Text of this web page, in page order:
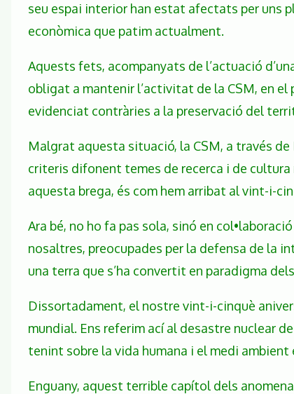
seu espai interior han estat afectats per uns
econòmica que patim actualment.
Aquests fets, acompanyats de l’actuació
obligat a mantenir l’activitat de la CSM, en
evidenciat contràries a la preservació del
Malgrat aquesta situació, la CSM, a través de
criteris difonent temes de recerca i de cultura
aquesta brega, és com hem arribat al vint-i-
Ara bé, no ho fa pas sola, sinó en
nosaltres, preocupades per la defensa de la
una terra que s’ha convertit en paradigma
Dissortadament, el nostre vint-i-cinquè
mundial. Ens referim ací al desastre nuclear
tenint sobre la vida humana i el medi ambient
Enguany, aquest terrible capítol dels